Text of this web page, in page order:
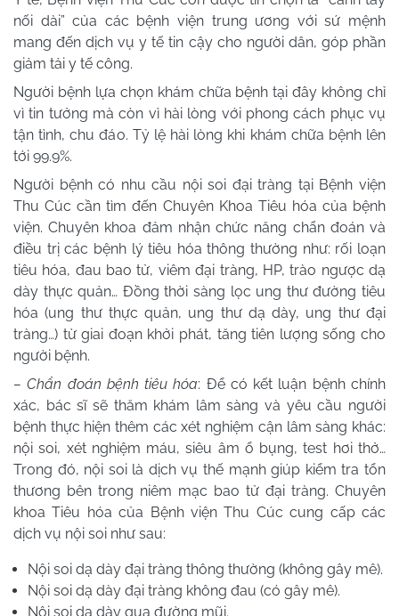
nối dài” của các bệnh viện trung ương với sứ mệnh
mang đến dịch vụ y tế tin cậy cho người dân, góp phần
giảm tải y tế công.
Người bệnh lựa chọn khám chữa bệnh tại đây không chỉ
vì tin tưởng mà còn vì hài lòng với phong cách phục vụ
tận tình, chu đáo. Tỷ lệ hài lòng khi khám chữa bệnh lên
tới 99.9%.
Người bệnh có nhu cầu nội soi đại tràng tại Bệnh viện
Thu Cúc cần tìm đến Chuyên Khoa Tiêu hóa của bệnh
viện. Chuyên khoa đảm nhận chức năng chẩn đoán và
điều trị các bệnh lý tiêu hóa thông thường như: rối loạn
tiêu hóa, đau bao tử, viêm đại tràng, HP, trào ngược dạ
dày thực quản… Đồng thời sàng lọc ung thư đường tiêu
hóa (ung thư thực quản, ung thư dạ dày, ung thư đại
tràng…) từ giai đoạn khởi phát, tăng tiên lượng sống cho
người bệnh.
– Chẩn đoán bệnh tiêu hóa: Để có kết luận bệnh chính
xác, bác sĩ sẽ thăm khám lâm sàng và yêu cầu người
bệnh thực hiện thêm các xét nghiệm cận lâm sàng khác:
nội soi, xét nghiệm máu, siêu âm ổ bụng, test hơi thở…
Trong đó, nội soi là dịch vụ thế mạnh giúp kiểm tra tổn
thương bên trong niêm mạc bao tử đại tràng. Chuyên
khoa Tiêu hóa của Bệnh viện Thu Cúc cung cấp các
dịch vụ nội soi như sau:
Nội soi dạ dày đại tràng thông thường (không gây mê).
Nội soi dạ dày đại tràng không đau (có gây mê).
Nội soi dạ dày qua đường mũi.